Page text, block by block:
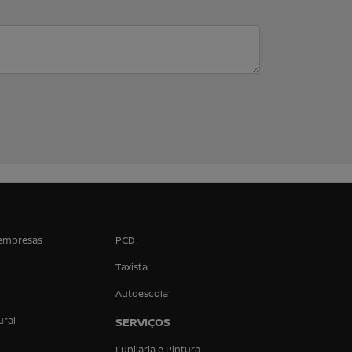
PCD
Taxista
Autoescola
SERVIÇOS
Funilaria e Pintura